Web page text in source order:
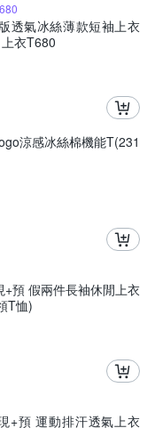
透氣冰絲薄款短袖上衣
衣T680
涼感冰絲棉機能T(231
+預 假兩件長袖休閒上衣
T恤)
+預 運動排汗透氣上衣